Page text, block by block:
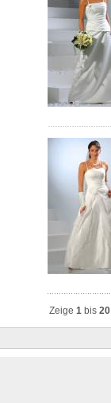
Zeige 1 bis 20